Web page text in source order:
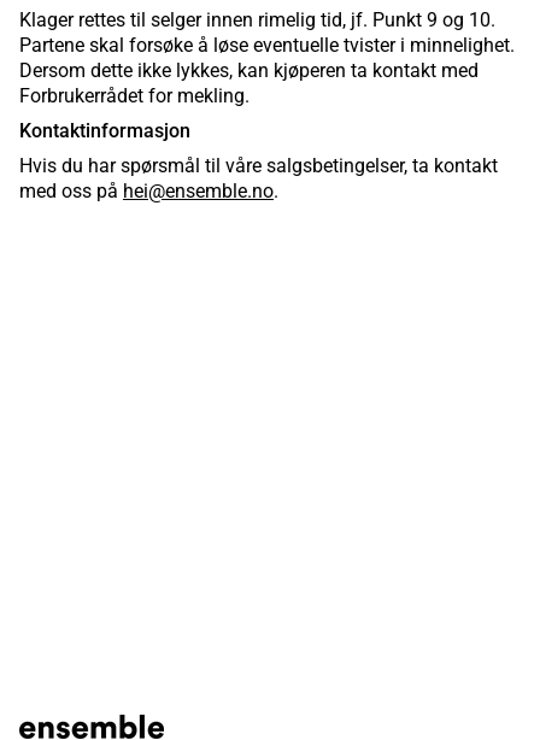
Klager rettes til selger innen rimelig tid, jf. Punkt 9 og 10.
Partene skal forsøke å løse eventuelle tvister i minnelighet.
Dersom dette ikke lykkes, kan kjøperen ta kontakt med
Forbrukerrådet for mekling.
Kontaktinformasjon
Hvis du har spørsmål til våre salgsbetingelser, ta kontakt
med oss på hei@ensemble.no.